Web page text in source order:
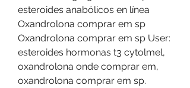
esteroides anabólicos en línea
Oxandrolona comprar em sp
Oxandrolona comprar em sp User:
esteroides hormonas t3 cytolmel,
oxandrolona onde comprar em,
oxandrolona comprar em sp.